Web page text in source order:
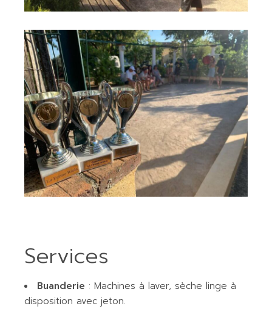
Services
Buanderie : Machines à laver, sèche linge à
disposition avec jeton.